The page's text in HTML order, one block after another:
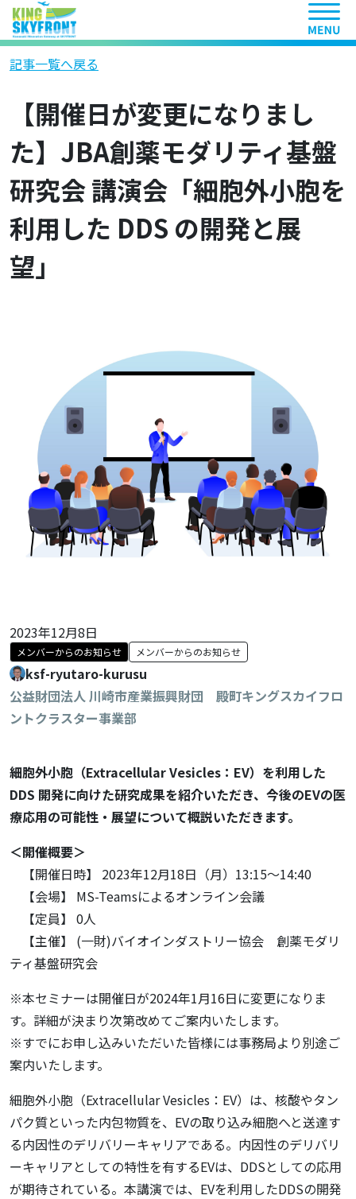
ヘッ
記事一覧へ戻る
【開催日が変更になりまし
た】JBA創薬モダリティ基盤
研究会 講演会「細胞外小胞を
利用した DDS の開発と展
望」
2023年12月8日
メンバーからのお知らせ メンバーからのお知らせ
ksf-ryutaro-kurusu
公益財団法人 川崎市産業振興財団 殿町キングスカイフロ
ントクラスター事業部
細胞外小胞（Extracellular Vesicles：EV）を利用した
DDS 開発に向けた研究成果を紹介いただき、今後のEVの医
療応用の可能性・展望について概説いただきます。
＜開催概要＞
【開催日時】 2023年12月18日（月）13:15～14:40
【会場】 MS-Teamsによるオンライン会議
【定員】 0人
【主催】 (一財)バイオインダストリー協会 創薬モダリ
ティ基盤研究会
※本セミナーは開催日が2024年1月16日に変更になりま
す。詳細が決まり次第改めてご案内いたします。
※すでにお申し込みいただいた皆様には事務局より別途ご
案内いたします。
細胞外小胞（Extracellular Vesicles：EV）は、核酸やタン
パク質といった内包物質を、EVの取り込み細胞へと送達す
る内因性のデリバリーキャリアである。内因性のデリバリ
ーキャリアとしての特性を有するEVは、DDSとしての応用
が期待されている。本講演では、EVを利用したDDSの開発